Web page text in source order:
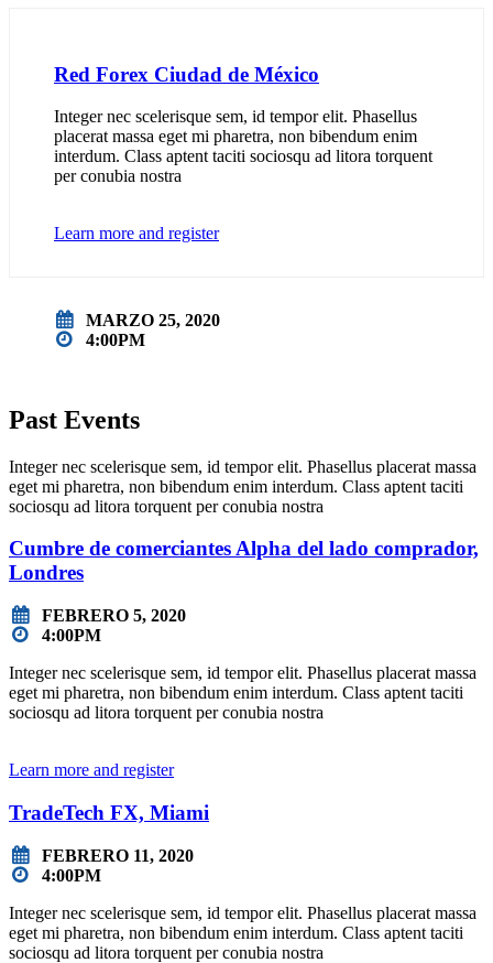
Red Forex Ciudad de México
Integer nec scelerisque sem, id tempor elit. Phasellus
placerat massa eget mi pharetra, non bibendum enim
interdum. Class aptent taciti sociosqu ad litora torquent
per conubia nostra
Learn more and register
MARZO 25, 2020
4:00PM
Past Events
Integer nec scelerisque sem, id tempor elit. Phasellus placerat massa
eget mi pharetra, non bibendum enim interdum. Class aptent taciti
sociosqu ad litora torquent per conubia nostra
Cumbre de comerciantes Alpha del lado comprador,
Londres
FEBRERO 5, 2020
4:00PM
Integer nec scelerisque sem, id tempor elit. Phasellus placerat massa
eget mi pharetra, non bibendum enim interdum. Class aptent taciti
sociosqu ad litora torquent per conubia nostra
Learn more and register
TradeTech FX, Miami
FEBRERO 11, 2020
4:00PM
Integer nec scelerisque sem, id tempor elit. Phasellus placerat massa
eget mi pharetra, non bibendum enim interdum. Class aptent taciti
sociosqu ad litora torquent per conubia nostra